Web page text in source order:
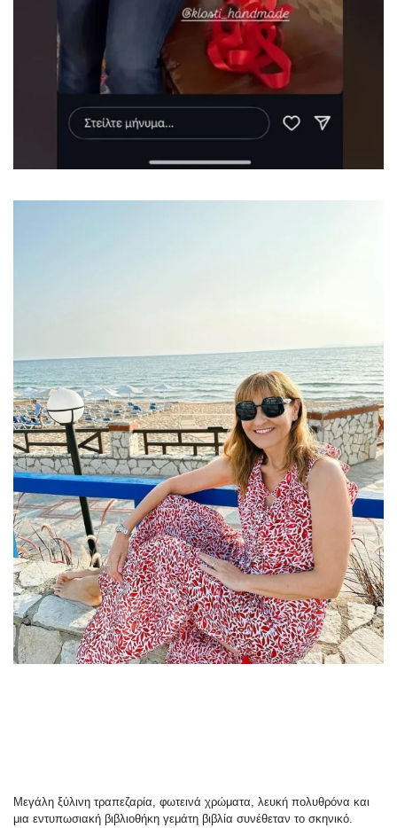
Μεγάλη ξύλινη τραπεζαρία, φωτεινά χρώματα, λευκή πολυθρόνα και
μια εντυπωσιακή βιβλιοθήκη γεμάτη βιβλία συνέθεταν το σκηνικό.